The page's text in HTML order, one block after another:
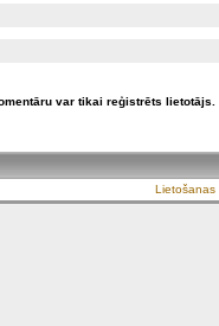
var tikai reģistrēts lietotājs.
Lietošanas